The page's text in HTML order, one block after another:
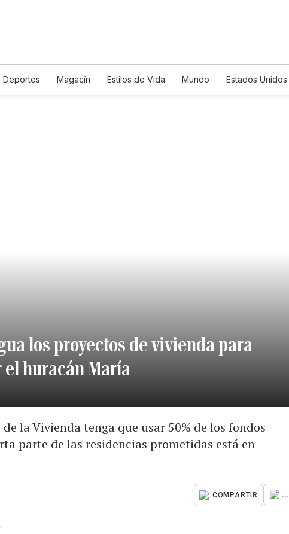
Deportes Magacín Estilos de Vida Mundo
Estados Unidos
los proyectos de vivienda para
huracán María
la Vivienda tenga que usar 50% de los fondos
parte de las residencias prometidas está en
COMPARTIR ...